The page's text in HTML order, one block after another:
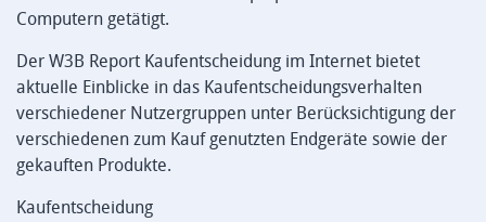
Computern getätigt.
Der W3B Report Kaufentscheidung im Internet bietet
aktuelle Einblicke in das Kaufentscheidungsverhalten
verschiedener Nutzergruppen unter Berücksichtigung der
verschiedenen zum Kauf genutzten Endgeräte sowie der
gekauften Produkte.
Kaufentscheidung